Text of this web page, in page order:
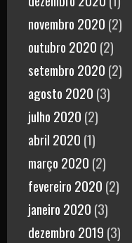
novembro 2020 (2)
outubro 2020 (2)
setembro 2020 (2)
agosto 2020 (3)
julho 2020 (2)
abril 2020 (1)
março 2020 (2)
fevereiro 2020 (2)
janeiro 2020 (3)
dezembro 2019 (3)